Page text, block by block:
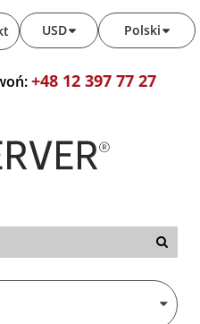
Polski
USD
+48 12 397 77 27